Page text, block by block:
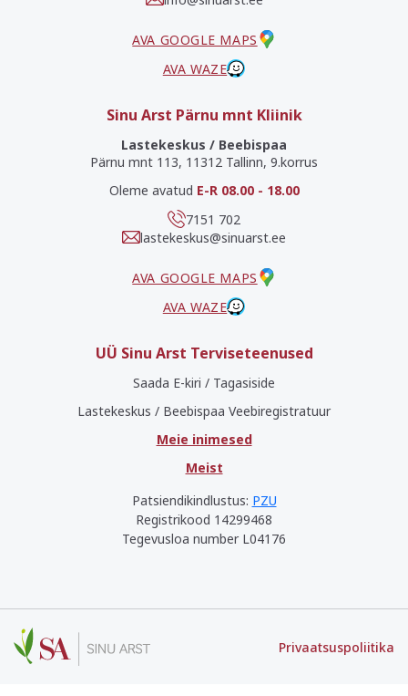
AVA GOOGLE MAPS
AVA WAZE
Sinu Arst Pärnu mnt Kliinik
Lastekeskus / Beebispaa
Pärnu mnt 113, 11312 Tallinn, 9.korrus
Oleme avatud E-R 08.00 - 18.00
7151 702
lastekeskus@sinuarst.ee
AVA GOOGLE MAPS
AVA WAZE
UÜ Sinu Arst Terviseteenused
Saada E-kiri / Tagasiside
Lastekeskus / Beebispaa Veebiregistratuur
Meie inimesed
Meist
Patsiendikindlustus: PZU
Registrikood 14299468
Tegevusloa number L04176
Privaatsuspoliitika